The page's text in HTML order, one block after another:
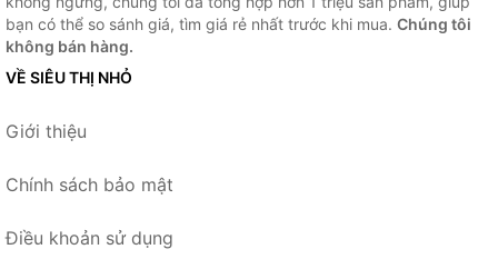
bạn có thể so sánh giá, tìm giá rẻ nhất trước khi mua. Chúng tôi
không bán hàng.
VỀ SIÊU THỊ NHỎ
Giới thiệu
Chính sách bảo mật
Điều khoản sử dụng